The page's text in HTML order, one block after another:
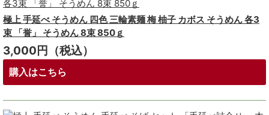
極上 手延べ そうめん 四色 三輪素麺 梅 柚子 カボス そうめん 各3
束 「誉」 そうめん 8束 850ｇ
3,000円（税込）
購入はこちら